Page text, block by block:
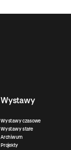
Wystawy
Wystawy czasowe
Wystawy stałe
Archiwum
Projekty